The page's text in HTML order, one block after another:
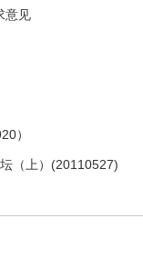
意见
）
（上）(20110527)